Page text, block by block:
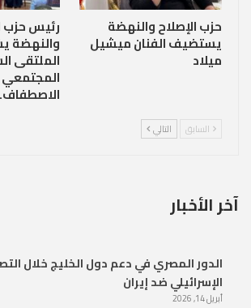
حزب الإصلاح والنهضة
يستضيف الفنان ميشيل
ميلاد
رئيس حزب
والنهضة
الملتقى
السابق التالي
آخر الأخبار
الدور المصري في دعم دول الخليج خلال
الإسرائيلي ضد إيران
أبريل 14, 2026